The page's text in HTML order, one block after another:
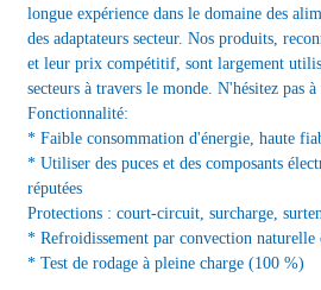
longue expérience dans le domaine des
des adaptateurs secteur. Nos produits,
et leur prix compétitif, sont largement
secteurs à travers le monde. N'hésitez pas
Fonctionnalité:
* Faible consommation d'énergie, haute
* Utiliser des puces et des composants
réputées
Protections : court-circuit, surcharge,
* Refroidissement par convection
* Test de rodage à pleine charge (100 %)